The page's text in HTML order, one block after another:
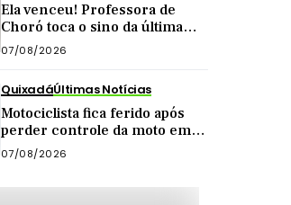
Ela venceu! Professora de
Choró toca o sino da última
quimioterapia e é recebida
com carreata
07/08/2026
QuixadáÚltimas Notícias
Motociclista fica ferido após
perder controle da moto em
curva na zona rural de
Quixadá
07/08/2026